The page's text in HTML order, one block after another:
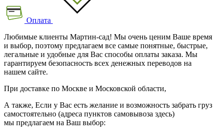
Оплата
Любимые клиенты Мартин-сад! Мы очень ценим Ваше время
и выбор, поэтому предлагаем все самые понятные, быстрые,
легальные и удобные для Вас способы оплаты заказа. Мы
гарантируем безопасность всех денежных переводов на
нашем сайте.
При доставке по Москве и Московской области,
А также, Если у Вас есть желание и возможность забрать груз
самостоятельно (адреса пунктов самовывоза здесь)
мы предлагаем на Ваш выбор: